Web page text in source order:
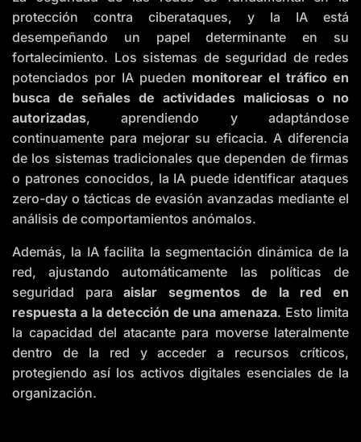
protección contra ciberataques, y la IA está
desempeñando un papel determinante en su
fortalecimiento. Los sistemas de seguridad de redes
potenciados por IA pueden monitorear el tráfico en
busca de señales de actividades maliciosas o no
autorizadas, aprendiendo y adaptándose
continuamente para mejorar su eficacia. A diferencia
de los sistemas tradicionales que dependen de firmas
o patrones conocidos, la IA puede identificar ataques
zero-day o tácticas de evasión avanzadas mediante el
análisis de comportamientos anómalos.
Además, la IA facilita la segmentación dinámica de la
red, ajustando automáticamente las políticas de
seguridad paraaislar segmentos de la red en
respuesta a la detección de una amenaza. Esto limita
la capacidad del atacante para moverse lateralmente
dentro de la red y acceder a recursos críticos,
protegiendo así los activos digitales esenciales de la
organización.